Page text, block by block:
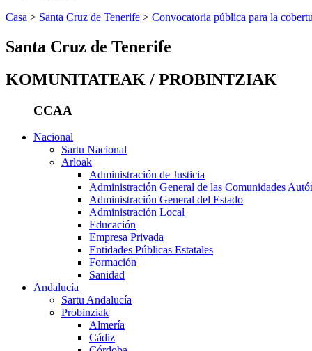
Casa > Santa Cruz de Tenerife > Convocatoria pública para la
Santa Cruz de Tenerife
KOMUNITATEAK / PROBINTZIAK
CCAA
Nacional
Sartu Nacional
Arloak
Administración de Justicia
Administración General de las Comunidades
Administración General del Estado
Administración Local
Educación
Empresa Privada
Entidades Públicas Estatales
Formación
Sanidad
Andalucía
Sartu Andalucía
Probinziak
Almería
Cádiz